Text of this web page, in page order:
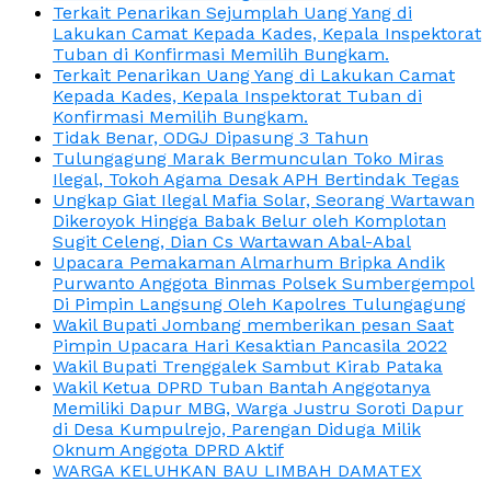
Terkait Penarikan Sejumplah Uang Yang di
Lakukan Camat Kepada Kades, Kepala Inspektorat
Tuban di Konfirmasi Memilih Bungkam.
Terkait Penarikan Uang Yang di Lakukan Camat
Kepada Kades, Kepala Inspektorat Tuban di
Konfirmasi Memilih Bungkam.
Tidak Benar, ODGJ Dipasung 3 Tahun
Tulungagung Marak Bermunculan Toko Miras
Ilegal, Tokoh Agama Desak APH Bertindak Tegas
Ungkap Giat Ilegal Mafia Solar, Seorang Wartawan
Dikeroyok Hingga Babak Belur oleh Komplotan
Sugit Celeng, Dian Cs Wartawan Abal-Abal
Upacara Pemakaman Almarhum Bripka Andik
Purwanto Anggota Binmas Polsek Sumbergempol
Di Pimpin Langsung Oleh Kapolres Tulungagung
Wakil Bupati Jombang memberikan pesan Saat
Pimpin Upacara Hari Kesaktian Pancasila 2022
Wakil Bupati Trenggalek Sambut Kirab Pataka
Wakil Ketua DPRD Tuban Bantah Anggotanya
Memiliki Dapur MBG, Warga Justru Soroti Dapur
di Desa Kumpulrejo, Parengan Diduga Milik
Oknum Anggota DPRD Aktif
WARGA KELUHKAN BAU LIMBAH DAMATEX